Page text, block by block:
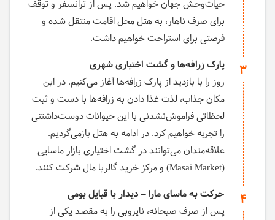
حیات‌وحش جهان خواهیم شد. پس از ترانسفر و توقف
برای صرف ناهار، به هتل محل اقامت منتقل شده و
فرصتی برای استراحت خواهیم داشت.
3
پارک زرافه‌ها و گشت اختیاری شهری
روز را با بازدید از پارک زرافه‌ها آغاز می‌کنیم. در این
مکان جذاب، لذت غذا دادن به زرافه‌ها با دست و ثبت
لحظاتی فراموش‌نشدنی با این حیوانات دوست‌داشتنی
را تجربه خواهیم کرد. در ادامه به هتل بازمی‌گردیم.
علاقه‌مندان می‌توانند در گشت اختیاری بازار ماسایی
(Masai Market) و مرکز خرید گالریا مال شرکت کنند.
4
حرکت به ماسای مارا – دیدار با قبایل بومی
پس از صرف صبحانه، نایروبی را به مقصد یکی از